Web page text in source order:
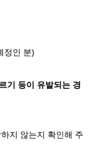
정인 분)
기 등이 유발되는 경
지 않는지 확인해 주